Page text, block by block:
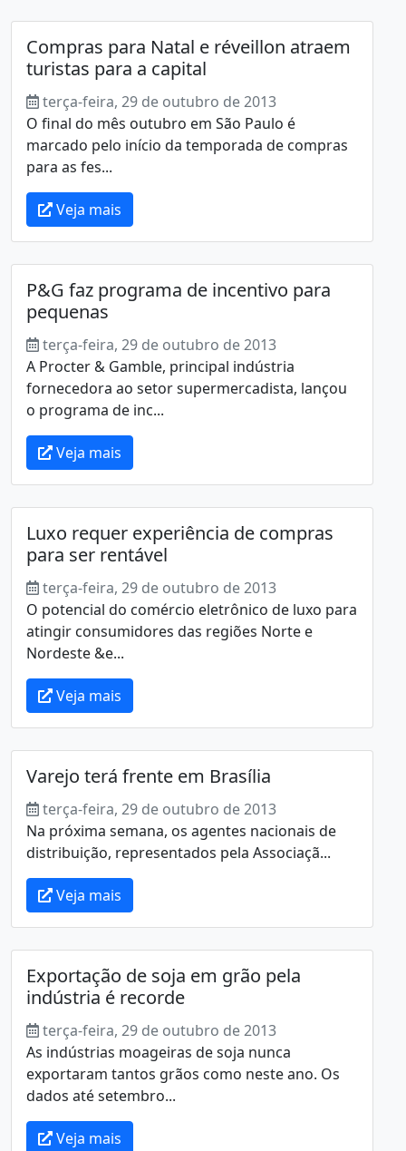
Compras para Natal e réveillon atraem
turistas para a capital
terça-feira, 29 de outubro de 2013
O final do mês outubro em São Paulo é
marcado pelo início da temporada de compras
para as fes...
Veja mais
P&G faz programa de incentivo para
pequenas
terça-feira, 29 de outubro de 2013
A Procter & Gamble, principal indústria
fornecedora ao setor supermercadista, lançou
o programa de inc...
Veja mais
Luxo requer experiência de compras
para ser rentável
terça-feira, 29 de outubro de 2013
O potencial do comércio eletrônico de luxo para
atingir consumidores das regiões Norte e
Nordeste &e...
Veja mais
Varejo terá frente em Brasília
terça-feira, 29 de outubro de 2013
Na próxima semana, os agentes nacionais de
distribuição, representados pela Associaçã...
Veja mais
Exportação de soja em grão pela
indústria é recorde
terça-feira, 29 de outubro de 2013
As indústrias moageiras de soja nunca
exportaram tantos grãos como neste ano. Os
dados até setembro...
Veja mais